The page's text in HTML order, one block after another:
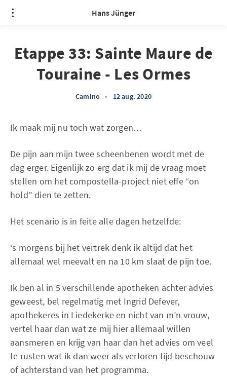
Hans Jünger
Etappe 33: Sainte Maure de
Touraine - Les Ormes
Camino • 12 aug. 2020
Ik maak mij nu toch wat zorgen…
De pijn aan mijn twee scheenbenen wordt met de
dag erger. Eigenlijk zo erg dat ik mij de vraag moet
stellen om het compostella-project niet effe “on
hold” dien te zetten.
Het scenario is in feite alle dagen hetzelfde:
‘s morgens bij het vertrek denk ik altijd dat het
allemaal wel meevalt en na 10 km slaat de pijn toe.
Ik ben al in 5 verschillende apotheken achter advies
geweest, bel regelmatig met Ingrid Defever,
apothekeres in Liedekerke en nicht van m’n vrouw,
vertel haar dan wat ze mij hier allemaal willen
aansmeren en krijg van haar dan het advies om veel
te rusten wat ik dan weer als verloren tijd beschouw
of achterstand van het programma.